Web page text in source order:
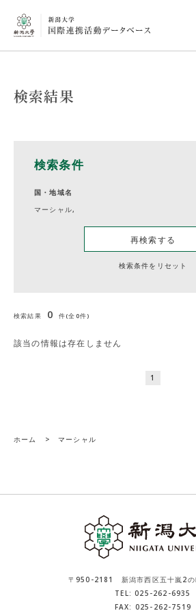
検索結果
検索条件
国・地域名
マーシャル,
再検索する
検索条件をリセット
検索結果 0 件(全0件)
該当の情報は存在しません
1
ホーム > マーシャル
〒950-2181 新潟市西区五十嵐2の
TEL: 025-262-6935
FAX: 025-262-7519